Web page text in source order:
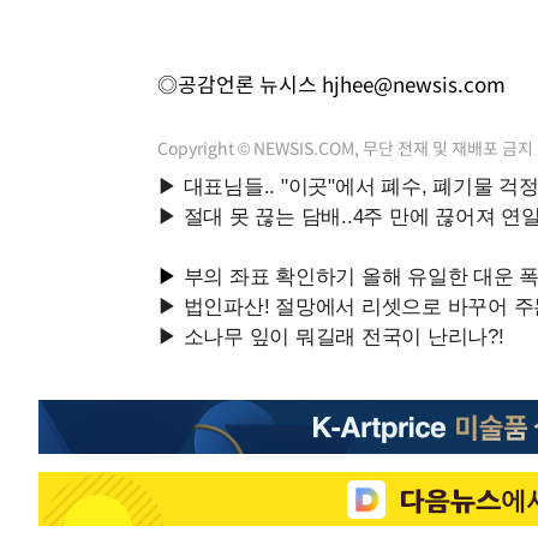
◎공감언론 뉴시스 hjhee@newsis.com
Copyright © NEWSIS.COM, 무단 전재 및 재배포 금지